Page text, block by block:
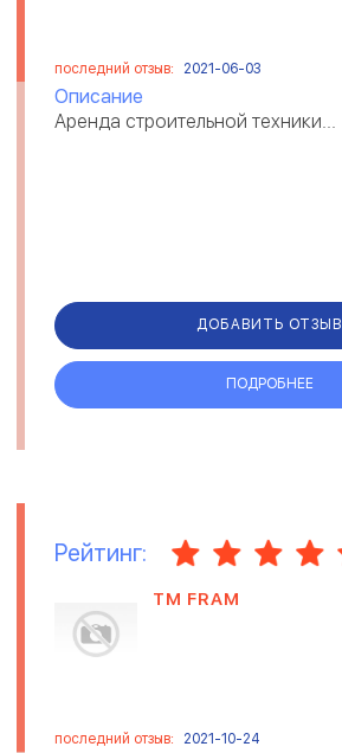
последний отзыв: 2021-06-03
Описание
Аренда строительной техники...
ДОБАВИТЬ ОТЗЫВ
ПОДРОБНЕЕ
Рейтинг:
ТМ FRAM
последний отзыв: 2021-10-24